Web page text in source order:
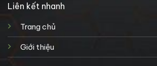
Liên kết nhanh
Trang chủ
Giới thiệu